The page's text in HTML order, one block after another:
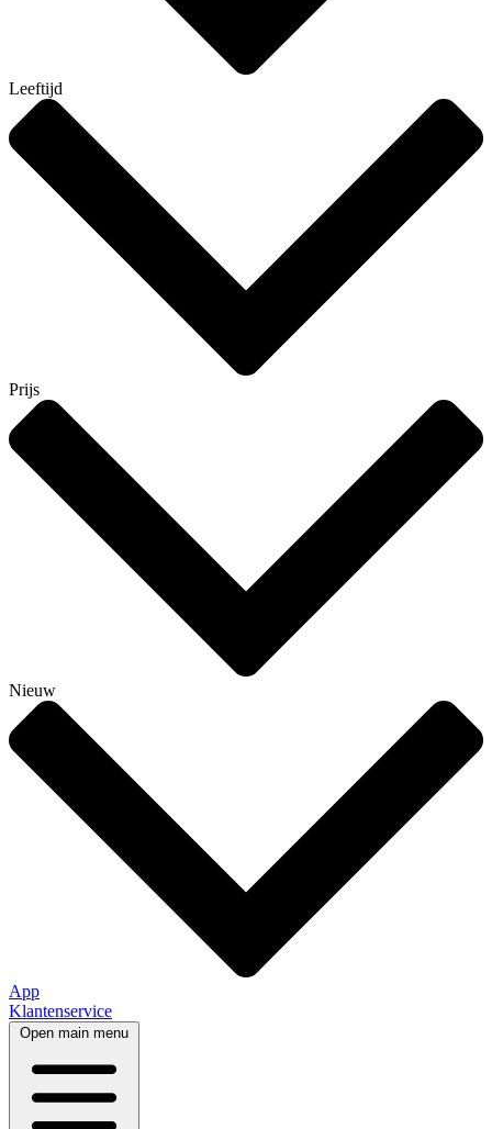
Leeftijd
Prijs
Nieuw
App
Klantenservice
Open main menu